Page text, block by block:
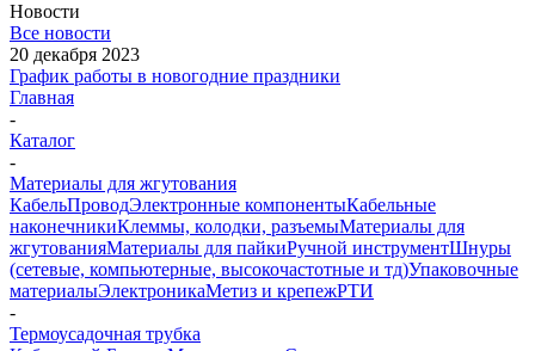
Новости
Все новости
20 декабря 2023
График работы в новогодние праздники
Главная
-
Каталог
-
Материалы для жгутования
КабельПроводЭлектронные компонентыКабельные
наконечникиКлеммы, колодки, разъемыМатериалы для
жгутованияМатериалы для пайкиРучной инструментШнуры
(сетевые, компьютерные, высокочастотные и тд)Упаковочные
материалыЭлектроникаМетиз и крепежРТИ
-
Термоусадочная трубка